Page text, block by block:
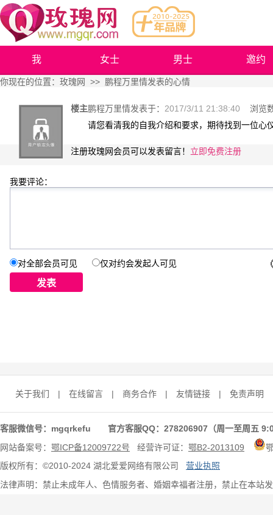
我 女士 男士 邀约
你现在的位置： 玫瑰网 >> 鹏程万里情发表的心情
楼主鹏程万里情发表于： 2017/3/11 21:38:40 浏览
请您看清我的自我介绍和要求，期待找到一位心
注册玫瑰网会员可以发表留言！ 立即免费注册
我要评论：
对全部会员可见 仅对约会发起人可见
关于我们 | 在线留言 | 商务合作 | 友情链接 | 免责声明
客服微信号：mgqrkefu 官方客服QQ：278206907（周一至周五
网站备案号： 鄂ICP备12009722号 经营许可证： 鄂B2-2013109
版权所有：©2010-2024 湖北爱爱网络有限公司 营业执照
法律声明：禁止未成年人、色情服务者、婚姻幸福者注册，禁止在本站